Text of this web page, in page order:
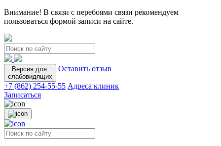
Внимание! В связи с перебоями связи рекомендуем
пользоваться формой записи на сайте.
Версия для
слабовидящих
Оставить отзыв
+7 (862) 254-55-55 Адреса клиник
Записаться